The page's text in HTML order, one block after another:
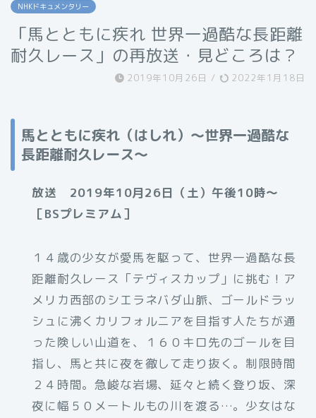
NHKドキュメンタリー
「馬とともに疾れ 世界一過酷な長距離
耐久レース」の再放送・見どころは？
2019年10月26日 / 2022年1月18日
馬とともに疾れ（はしれ）～世界一過酷な
長距離耐久レース～
放送 2019年10月26日（土）午後10時〜
［BSプレミアム］
１４歳の少女が愛馬を駆って、世界一過酷な長
距離耐久レース「テヴィスカップ」に挑む！ア
メリカ西部のシエラネバダ山脈、ゴールドラッ
シュに沸くカリフォルニアを目指す人たちが通
った険しい山道を、１６０キロ先のゴールを目
指し、馬と共に夜を徹して走り抜く。制限時間
２４時間。急峻な岩場、延々と続く登り坂、深
夜に幅５０メートルもの川を渡る…。少女はな